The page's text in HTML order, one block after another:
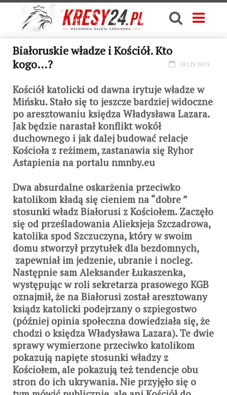
Białoruskie władze i Kościół. Kto
kogo…?
18 LIS 2013
Kościół katolicki od dawna irytuje władze w
Mińsku. Stało się to jeszcze bardziej widoczne
po aresztowaniu księdza Władysława Lazara.
Jak będzie narastał konflikt wokół
duchownego i jak dalej budować relacje
Kościoła z reżimem, zastanawia się Ryhor
Astapienia na portalu nmnby.eu
Dwa absurdalne oskarżenia przeciwko
katolikom kładą się cieniem na “dobre ”
stosunki władz Białorusi z Kościołem. Zaczęło
się od prześladowania Alieksjeja Szczadrowa,
katolika spod Szczuczyna, który w swoim
domu stworzył przytułek dla bezdomnych,
zapewniał im jedzenie, ubranie i nocleg.
Następnie sam Aleksander Łukaszenka,
występując w roli sekretarza prasowego KGB
oznajmił, że na Białorusi został aresztowany
ksiądz katolicki podejrzany o szpiegostwo
(później opinia społeczna dowiedziała się, że
chodzi o księdza Władysława Lazara). Te dwie
sprawy wymierzone przeciwko katolikom
pokazują napięte stosunki władzy z
Kościołem, ale pokazują też tendencje obu
stron do ich ukrywania. Nie przyjęło się o